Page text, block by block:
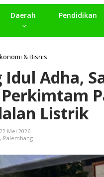
Daerah Pendidikan
& Bisnis
l
a
n
g
d
d
h
Idul Adha,
Listrik
Mei 2026
, Palembang